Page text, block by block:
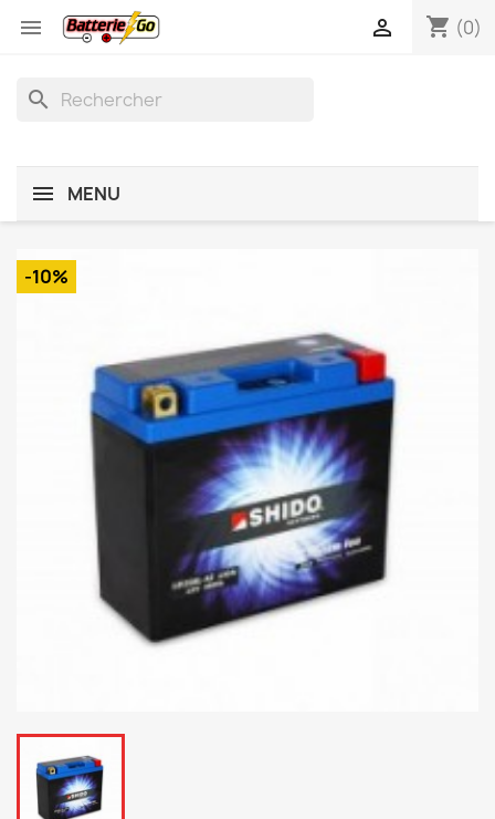
 shopping_cart (0)

search
MENU
-10%